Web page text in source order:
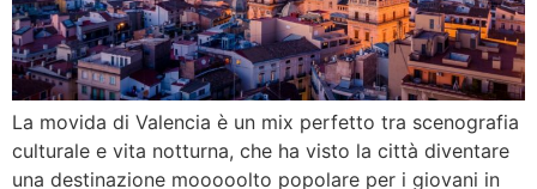
La movida di Valencia è un mix perfetto tra scenografia
culturale e vita notturna, che ha visto la città diventare
una destinazione mooooolto popolare per i giovani in